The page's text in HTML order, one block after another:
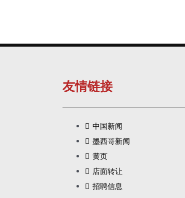
友情链接
中国新闻
墨西哥新闻
黄页
店面转让
招聘信息